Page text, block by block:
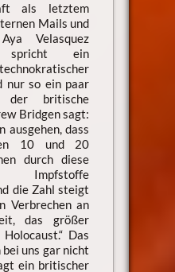
als letztem
Mails und
Velasquez
spricht ein
nur so ein paar
der britische
Bridgen sagt:
ausgehen, dass
10 und 20
durch diese
Impfstoffe
die Zahl steigt
Verbrechen an
das größer
Das
uns gar nicht
ein britischer